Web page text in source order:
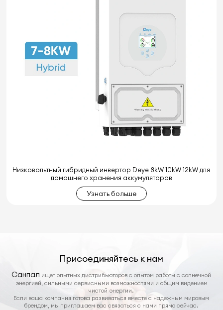
Низковольтный гибридный инвертор Deye 8kW 10kW 12kW для
домашнего хранения аккумуляторов
Узнать больше
Присоединяйтесь к нам
Санпал ищет опытных дистрибьюторов с опытом работы с солнечной
энергией, сильными сервисными возможностями и общим видением
чистой энергии.
Если ваша компания готова развиваться вместе с надежным мировым
брендом, мы приглашаем вас связаться с нами прямо сейчас.